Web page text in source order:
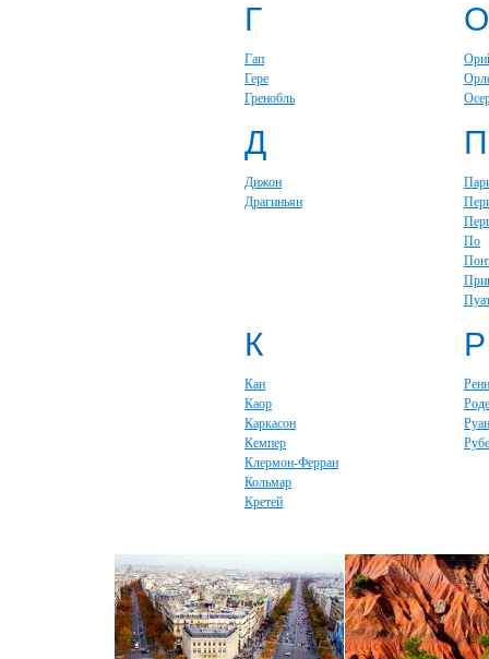
Г
Гап
Гере
Гренобль
О
Д
Дижон
Драгиньян
П
По
К
Кан
Каор
Каркасон
Кемпер
Клермон-Ферран
Кольмар
Кретей
Р
Ренн
Руан
Рубе